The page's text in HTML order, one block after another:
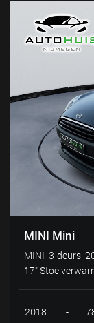
MINI Mini
MINI 3-deurs
17"
2018 -